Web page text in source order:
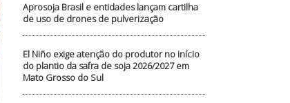
Aprosoja Brasil e entidades lançam cartilha
de uso de drones de pulverização
El Niño exige atenção do produtor no início
do plantio da safra de soja 2026/2027 em
Mato Grosso do Sul